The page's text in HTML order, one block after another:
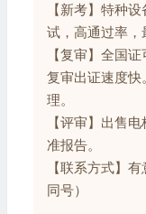
【新考】特种
试，高通过率，
【复审】全国
复审出证速度快
理。
【评审】出售
准报告。
【联系方式】
同号）